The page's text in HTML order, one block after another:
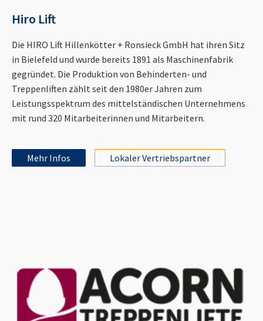
Hiro Lift
Die HIRO Lift Hillenkötter + Ronsieck GmbH hat ihren Sitz
in Bielefeld und wurde bereits 1891 als Maschinenfabrik
gegründet. Die Produktion von Behinderten- und
Treppenliften zählt seit den 1980er Jahren zum
Leistungsspektrum des mittelständischen Unternehmens
mit rund 320 Mitarbeiterinnen und Mitarbeitern.
Mehr Infos Lokaler Vertriebspartner